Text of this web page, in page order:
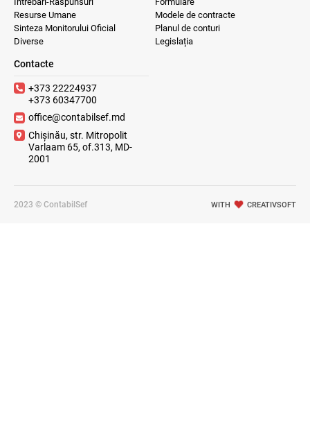
Resurse Umane
Sinteza Monitorului Oficial
Diverse
Modele de contracte
Planul de conturi
Legislația
Contacte
+373 22224937
+373 60347700
office@contabilsef.md
Chișinău, str. Mitropolit
Varlaam 65, of.313, MD-
2001
2023 © ContabilSef WITH CREATIVSOFT